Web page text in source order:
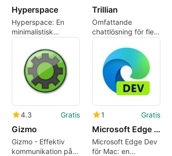
Hyperspace
Hyperspace: En
minimalistisk
Mastodon-klient för
Trillian
Omfattande
chattlösning för flera
plattformar
4.3 Gratis
Gizmo
Gizmo - Effektiv
kommunikation på
1 Gratis
Microsoft Edge Dev
Microsoft Edge Dev
för Mac: en